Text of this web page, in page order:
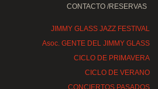
CONTACTO /RESERVAS
JIMMY GLASS JAZZ FESTIVAL
Asoc. GENTE DEL JIMMY GLASS
CICLO DE PRIMAVERA
CICLO DE VERANO
CONCIERTOS PASADOS